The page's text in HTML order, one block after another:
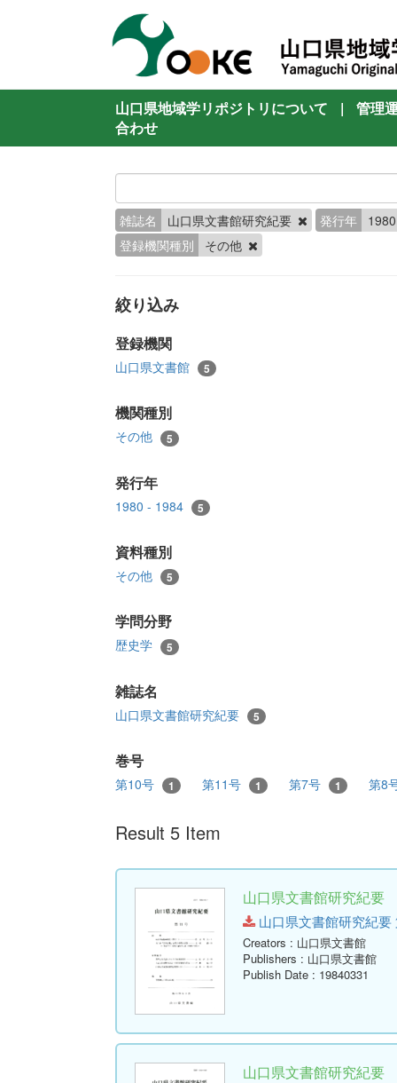
山口県地域学リポジトリについて |
管理
合わせ
雑誌名 山口県文書館研究紀要 発行年
登録機関種別
その他
絞り込み
登録機関
山口県文書館 5
機関種別
その他 5
発行年
1980 - 1984 5
資料種別
その他 5
学問分野
歴史学 5
雑誌名
山口県文書館研究紀要 5
巻号
第10号 1 第11号 1 第7号 1 第8
Result 5 Item
山口県文書館研究紀要
山口県文書館研究紀要
Creators : 山口県文書館
Publishers : 山口県文書館
Publish Date : 19840331
山口県文書館研究紀要